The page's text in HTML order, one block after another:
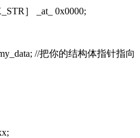
］ _at_ 0x0000;
//把你的结构体指针指向